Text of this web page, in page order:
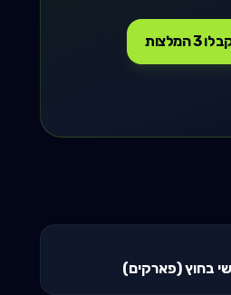
3 המלצות
בחוץ (פארקים)